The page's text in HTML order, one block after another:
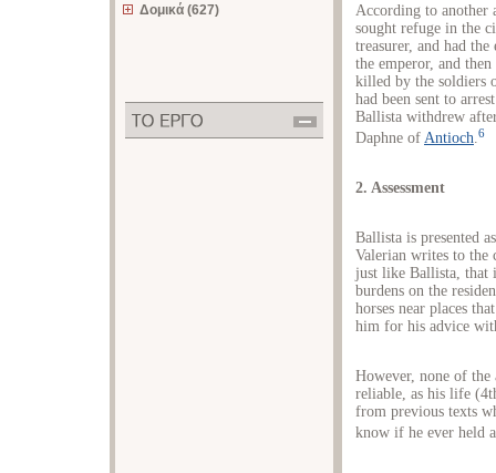
Δομικά (627)
According to another
sought refuge in the
treasurer, and had
the emperor, and
killed by the soldiers
had been sent to
Ballista withdrew
Daphne of Antioch 6
2. Assessment
Ballista is presented
Valerian writes to
just like Ballista, that
burdens on the
horses near places
him for his advice
However, none of the
reliable, as his life
from previous texts
know if he ever held